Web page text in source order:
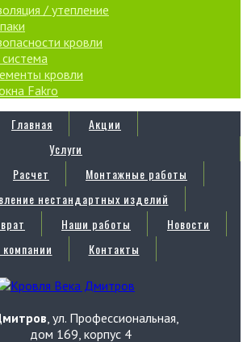
/ утепление
кровли
кровли
Fakro
Главная
Акции
Услуги
Расчет
Монтажные работы
нестандартных изделий
Наши работы
Новости
Контакты
, ул. Профессиональная,
дом 169, корпус 4